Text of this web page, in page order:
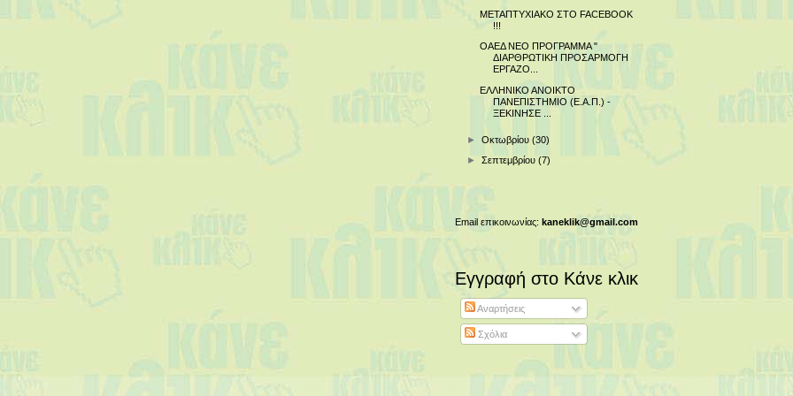
ΜΕΤΑΠΤΥΧΙΑΚΟ ΣΤΟ FACEBOOK
!!!
ΟΑΕΔ ΝΕΟ ΠΡΟΓΡΑΜΜΑ "
ΔΙΑΡΘΡΩΤΙΚΗ ΠΡΟΣΑΡΜΟΓΗ
ΕΡΓΑΖΟ...
ΕΛΛΗΝΙΚΟ ΑΝΟΙΚΤΟ
ΠΑΝΕΠΙΣΤΗΜΙΟ (Ε.Α.Π.) -
ΞΕΚΙΝΗΣΕ ...
►Οκτωβρίου(30)
►Σεπτεμβρίου(7)
Email επικοινωνίας: kaneklik@gmail.com
Εγγραφή στο Κάνε κλικ
Αναρτήσεις
Σχόλια